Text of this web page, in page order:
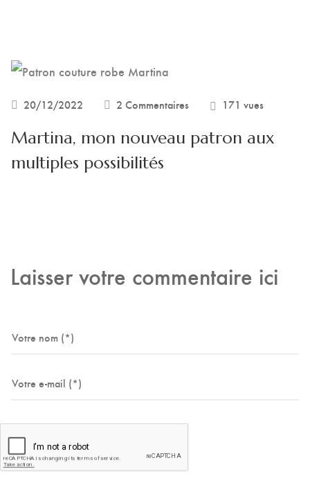
20/12/2022 2 Commentaires 171 vues
Martina, mon nouveau patron aux
multiples possibilités
Laisser votre commentaire ici